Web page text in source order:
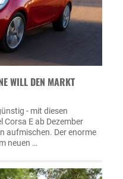
WILL DEN MARKT
- mit diesen
Corsa E ab Dezember
aufmischen. Der enorme
neuen …